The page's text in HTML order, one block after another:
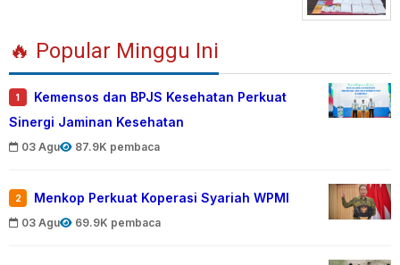
🔥 Popular Minggu Ini
1
Kemensos dan BPJS Kesehatan Perkuat
Sinergi Jaminan Kesehatan
03 Agu 87.9K pembaca
2 Menkop Perkuat Koperasi Syariah WPMI
03 Agu 69.9K pembaca